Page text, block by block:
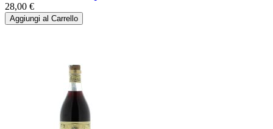
28,00 €
Aggiungi al Carrello